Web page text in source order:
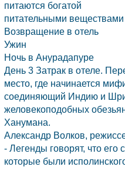
питаются богатой
питательными веществами
Возвращение в отель
Ужин
Ночь в Анурадапуре
День 3 Затрак в отеле.
место, где начинается
соединяющий Индию и
желовекоподобных
Ханумана.
Александр Волков,
- Легенды говорят, что
которые были